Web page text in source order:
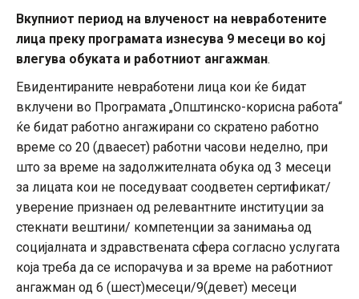
Вкупниот период на влученост на невработените
лица преку програмата изнесува 9 месеци во кој
влегува обуката и работниот ангажман.
Евидентираните невработени лица кои ќе бидат
вклучени во Програмата „Општинско-корисна работа“
ќе бидат работно ангажирани со скратено работно
време со 20 (дваесет) работни часови неделно, при
што за време на задолжителната обука од 3 месеци
за лицата кои не поседуваат соодветен сертификат/
уверение признаен од релевантните институции за
стекнати вештини/ компетенции за занимања од
социјалната и здравствената сфера согласно услугата
која треба да се испорачува и за време на работниот
ангажман од 6 (шест)месеци/9(девет) месеци